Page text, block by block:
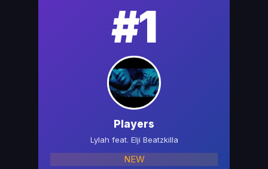
#1
Players
Lylah feat. Elji Beatzkilla
NEW